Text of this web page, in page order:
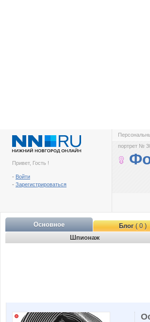
Привет, Гость !
- Войти
- Зарегистрироваться
портрет №
Основное Блог( 0 )
Шпионаж